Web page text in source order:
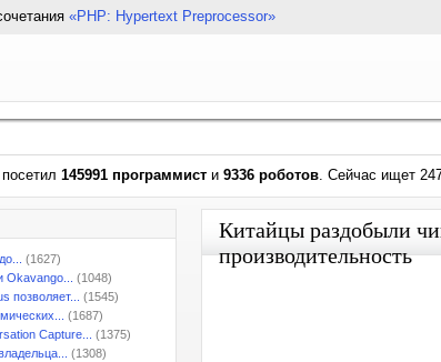
«PHP: Hypertext Preprocessor»
145991 программист и 9336 роботов. Сейчас ищет
(1627)
(1048)
позволяет...
(1545)
(1687)
Capture...
(1375)
(1308)
Китайцы раздобыли
производительность